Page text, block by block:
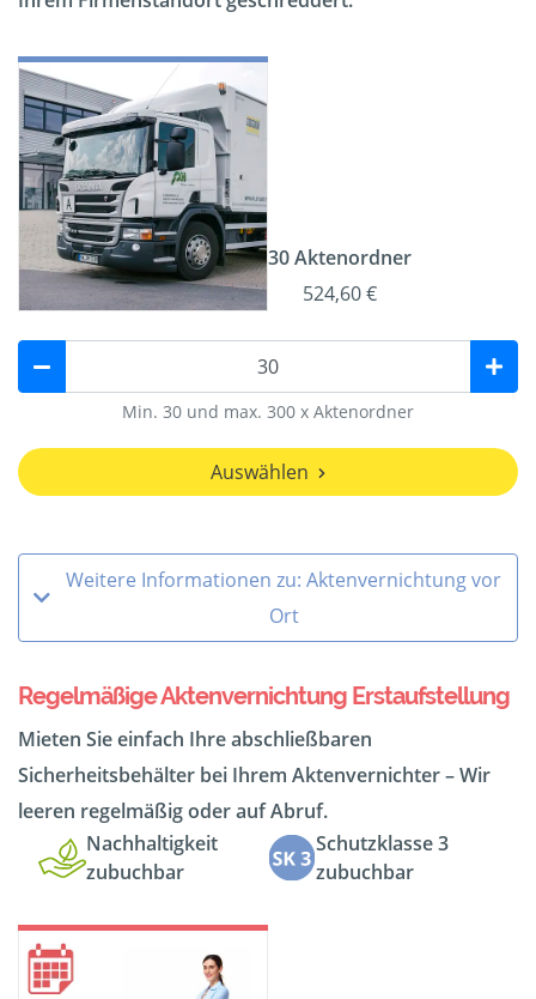
30 Aktenordner
524,60 €
Min. 30 und max. 300 x Aktenordner
Auswählen
Weitere Informationen zu: Aktenvernichtung vor
Ort
Regelmäßige Aktenvernichtung Erstaufstellung
Mieten Sie einfach Ihre abschließbaren
Sicherheitsbehälter bei Ihrem Aktenvernichter – Wir
leeren regelmäßig oder auf Abruf.
Nachhaltigkeit
zubuchbar
Schutzklasse 3
zubuchbar